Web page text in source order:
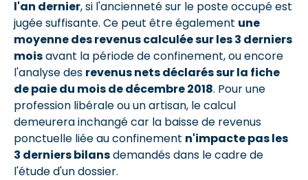
l'an dernier, si l'ancienneté sur le poste occupé est
jugée suffisante. Ce peut être également une
moyenne des revenus calculée sur les 3 derniers
moisavant la période de confinement, ou encore
l'analyse des revenus nets déclarés sur la fiche
de paie du mois de décembre 2018. Pour une
profession libérale ou un artisan, le calcul
demeurera inchangé car la baisse de revenus
ponctuelle liée au confinement n'impacte pas les
3 derniers bilansdemandés dans le cadre de
l'étude d'un dossier.